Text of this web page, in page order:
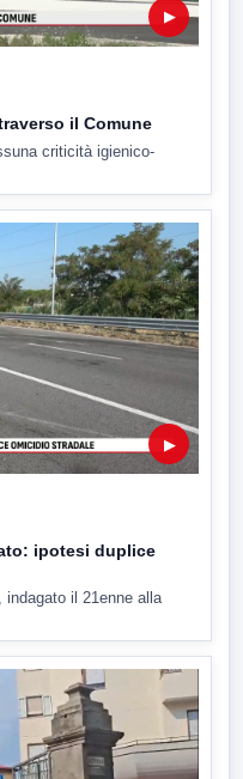
▶
il Comune
criticità igienico-
▶
ipotesi duplice
indagato il 21enne alla